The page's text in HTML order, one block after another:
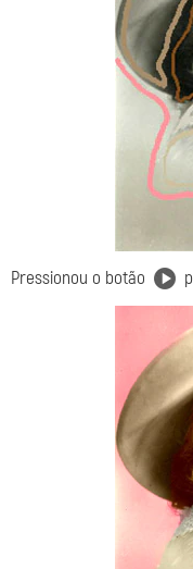
Pressionou o botão